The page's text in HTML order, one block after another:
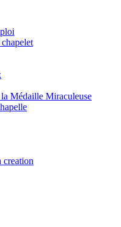
Médaille Miraculeuse
creation